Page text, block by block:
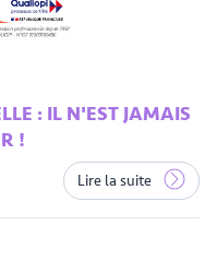
: IL N'EST JAMAIS
!
Lire la suite